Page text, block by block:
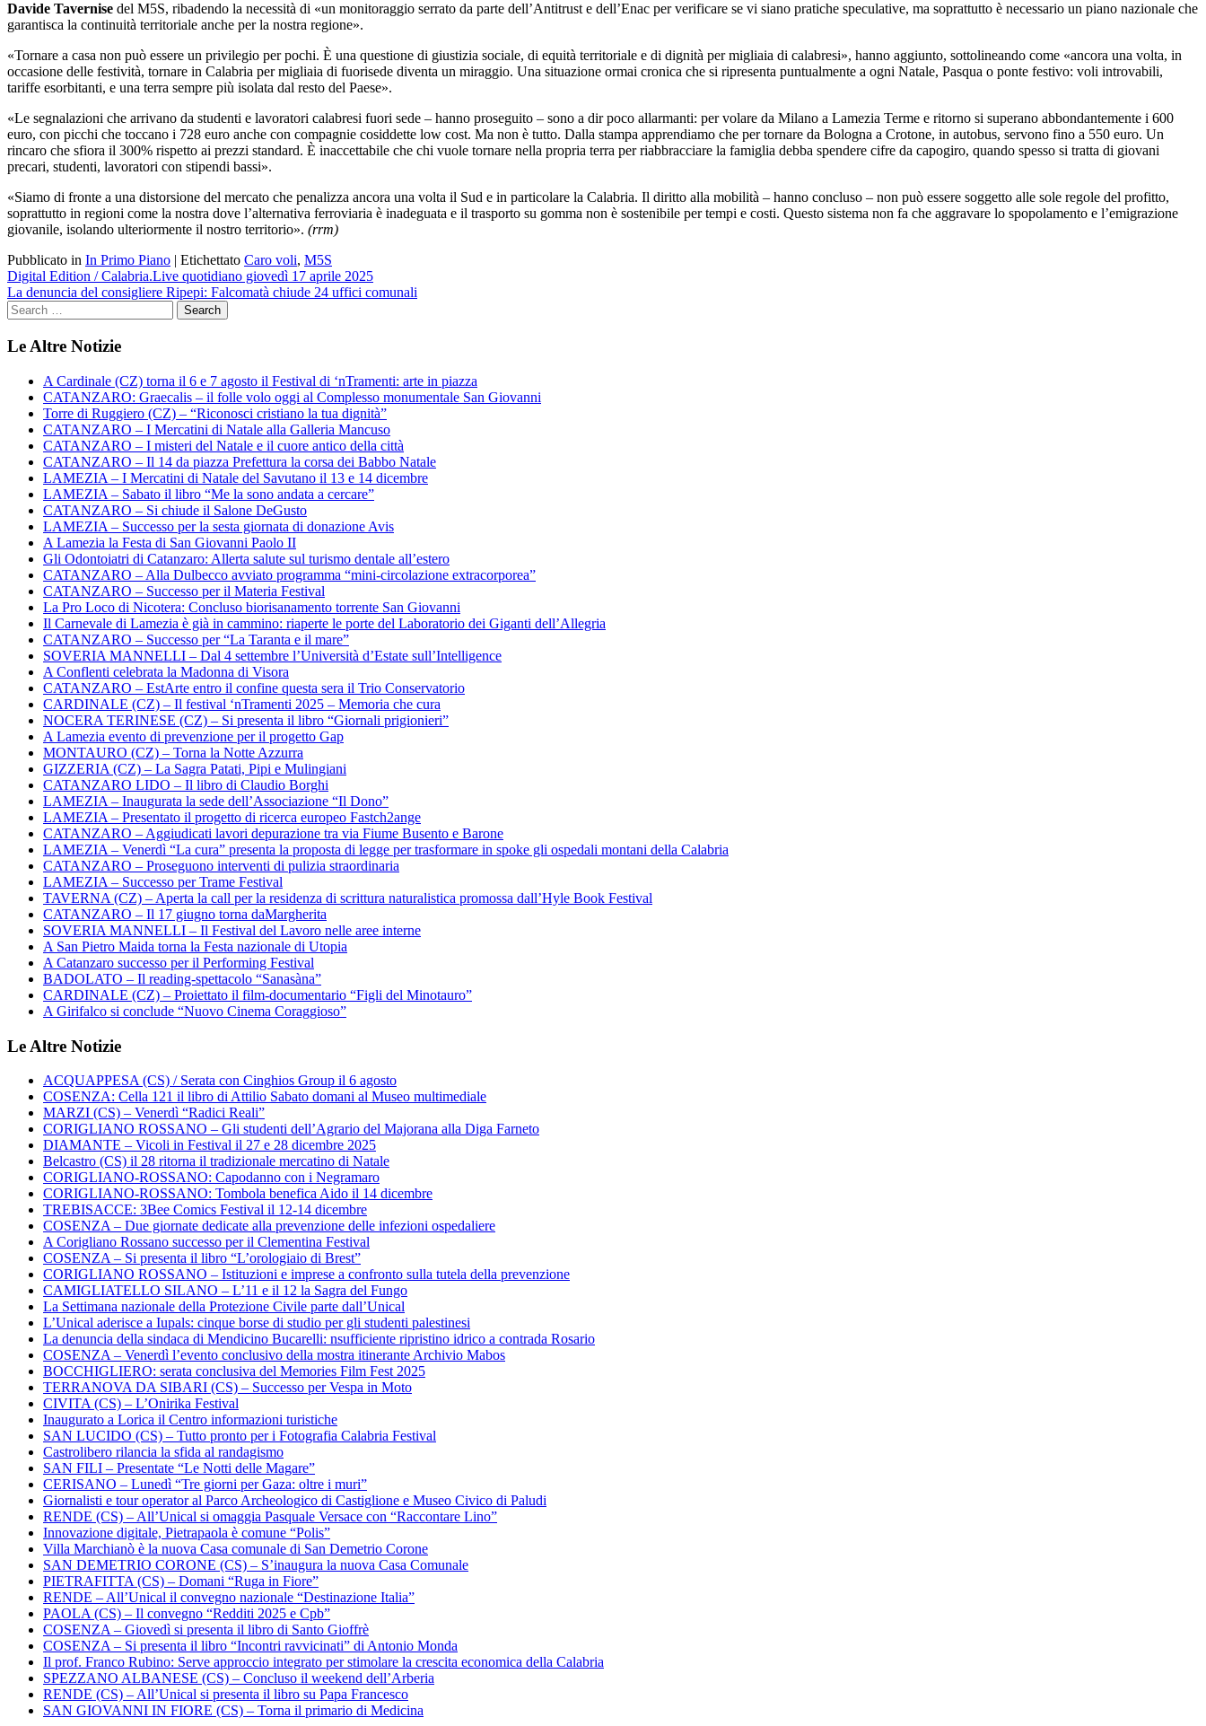
Davide Tavernise del M5S, ribadendo la necessità di «un monitoraggio serrato da parte dell’Antitrust e dell’Enac per verificare se vi siano pratiche speculative, ma soprattutto è necessario un piano nazionale che
garantisca la continuità territoriale anche per la nostra regione».
«Tornare a casa non può essere un privilegio per pochi. È una questione di giustizia sociale, di equità territoriale e di dignità per migliaia di calabresi», hanno aggiunto, sottolineando come «ancora una volta, in
occasione delle festività, tornare in Calabria per migliaia di fuorisede diventa un miraggio. Una situazione ormai cronica che si ripresenta puntualmente a ogni Natale, Pasqua o ponte festivo: voli introvabili,
tariffe esorbitanti, e una terra sempre più isolata dal resto del Paese».
«Le segnalazioni che arrivano da studenti e lavoratori calabresi fuori sede – hanno proseguito – sono a dir poco allarmanti: per volare da Milano a Lamezia Terme e ritorno si superano abbondantemente i 600
euro, con picchi che toccano i 728 euro anche con compagnie cosiddette low cost. Ma non è tutto. Dalla stampa apprendiamo che per tornare da Bologna a Crotone, in autobus, servono fino a 550 euro. Un
rincaro che sfiora il 300% rispetto ai prezzi standard. È inaccettabile che chi vuole tornare nella propria terra per riabbracciare la famiglia debba spendere cifre da capogiro, quando spesso si tratta di giovani
precari, studenti, lavoratori con stipendi bassi».
«Siamo di fronte a una distorsione del mercato che penalizza ancora una volta il Sud e in particolare la Calabria. Il diritto alla mobilità – hanno concluso – non può essere soggetto alle sole regole del profitto,
soprattutto in regioni come la nostra dove l’alternativa ferroviaria è inadeguata e il trasporto su gomma non è sostenibile per tempi e costi. Questo sistema non fa che aggravare lo spopolamento e l’emigrazione
giovanile, isolando ulteriormente il nostro territorio». (rrm)
Pubblicato in In Primo Piano | Etichettato Caro voli, M5S
Navigazione
articoli
Digital Edition / Calabria.Live quotidiano giovedì 17 aprile 2025
La denuncia del consigliere Ripepi: Falcomatà chiude 24 uffici comunali
Le Altre Notizie
A Cardinale (CZ) torna il 6 e 7 agosto il Festival di ‘nTramenti: arte in piazza
CATANZARO: Graecalis – il folle volo oggi al Complesso monumentale San Giovanni
Torre di Ruggiero (CZ) – “Riconosci cristiano la tua dignità”
CATANZARO – I Mercatini di Natale alla Galleria Mancuso
CATANZARO – I misteri del Natale e il cuore antico della città
CATANZARO – Il 14 da piazza Prefettura la corsa dei Babbo Natale
LAMEZIA – I Mercatini di Natale del Savutano il 13 e 14 dicembre
LAMEZIA – Sabato il libro “Me la sono andata a cercare”
CATANZARO – Si chiude il Salone DeGusto
LAMEZIA – Successo per la sesta giornata di donazione Avis
A Lamezia la Festa di San Giovanni Paolo II
Gli Odontoiatri di Catanzaro: Allerta salute sul turismo dentale all’estero
CATANZARO – Alla Dulbecco avviato programma “mini-circolazione extracorporea”
CATANZARO – Successo per il Materia Festival
La Pro Loco di Nicotera: Concluso biorisanamento torrente San Giovanni
Il Carnevale di Lamezia è già in cammino: riaperte le porte del Laboratorio dei Giganti dell’Allegria
CATANZARO – Successo per “La Taranta e il mare”
SOVERIA MANNELLI – Dal 4 settembre l’Università d’Estate sull’Intelligence
A Conflenti celebrata la Madonna di Visora
CATANZARO – EstArte entro il confine questa sera il Trio Conservatorio
CARDINALE (CZ) – Il festival ‘nTramenti 2025 – Memoria che cura
NOCERA TERINESE (CZ) – Si presenta il libro “Giornali prigionieri”
A Lamezia evento di prevenzione per il progetto Gap
MONTAURO (CZ) – Torna la Notte Azzurra
GIZZERIA (CZ) – La Sagra Patati, Pipi e Mulingiani
CATANZARO LIDO – Il libro di Claudio Borghi
LAMEZIA – Inaugurata la sede dell’Associazione “Il Dono”
LAMEZIA – Presentato il progetto di ricerca europeo Fastch2ange
CATANZARO – Aggiudicati lavori depurazione tra via Fiume Busento e Barone
LAMEZIA – Venerdì “La cura” presenta la proposta di legge per trasformare in spoke gli ospedali montani della Calabria
CATANZARO – Proseguono interventi di pulizia straordinaria
LAMEZIA – Successo per Trame Festival
TAVERNA (CZ) – Aperta la call per la residenza di scrittura naturalistica promossa dall’Hyle Book Festival
CATANZARO – Il 17 giugno torna daMargherita
SOVERIA MANNELLI – Il Festival del Lavoro nelle aree interne
A San Pietro Maida torna la Festa nazionale di Utopia
A Catanzaro successo per il Performing Festival
BADOLATO – Il reading-spettacolo “Sanasàna”
CARDINALE (CZ) – Proiettato il film-documentario “Figli del Minotauro”
A Girifalco si conclude “Nuovo Cinema Coraggioso”
Le Altre Notizie
ACQUAPPESA (CS) / Serata con Cinghios Group il 6 agosto
COSENZA: Cella 121 il libro di Attilio Sabato domani al Museo multimediale
MARZI (CS) – Venerdì “Radici Reali”
CORIGLIANO ROSSANO – Gli studenti dell’Agrario del Majorana alla Diga Farneto
DIAMANTE – Vicoli in Festival il 27 e 28 dicembre 2025
Belcastro (CS) il 28 ritorna il tradizionale mercatino di Natale
CORIGLIANO-ROSSANO: Capodanno con i Negramaro
CORIGLIANO-ROSSANO: Tombola benefica Aido il 14 dicembre
TREBISACCE: 3Bee Comics Festival il 12-14 dicembre
COSENZA – Due giornate dedicate alla prevenzione delle infezioni ospedaliere
A Corigliano Rossano successo per il Clementina Festival
COSENZA – Si presenta il libro “L’orologiaio di Brest”
CORIGLIANO ROSSANO – Istituzioni e imprese a confronto sulla tutela della prevenzione
CAMIGLIATELLO SILANO – L’11 e il 12 la Sagra del Fungo
La Settimana nazionale della Protezione Civile parte dall’Unical
L’Unical aderisce a Iupals: cinque borse di studio per gli studenti palestinesi
La denuncia della sindaca di Mendicino Bucarelli: nsufficiente ripristino idrico a contrada Rosario
COSENZA – Venerdì l’evento conclusivo della mostra itinerante Archivio Mabos
BOCCHIGLIERO: serata conclusiva del Memories Film Fest 2025
TERRANOVA DA SIBARI (CS) – Successo per Vespa in Moto
CIVITA (CS) – L’Onirika Festival
Inaugurato a Lorica il Centro informazioni turistiche
SAN LUCIDO (CS) – Tutto pronto per i Fotografia Calabria Festival
Castrolibero rilancia la sfida al randagismo
SAN FILI – Presentate “Le Notti delle Magare”
CERISANO – Lunedì “Tre giorni per Gaza: oltre i muri”
Giornalisti e tour operator al Parco Archeologico di Castiglione e Museo Civico di Paludi
RENDE (CS) – All’Unical si omaggia Pasquale Versace con “Raccontare Lino”
Innovazione digitale, Pietrapaola è comune “Polis”
Villa Marchianò è la nuova Casa comunale di San Demetrio Corone
SAN DEMETRIO CORONE (CS) – S’inaugura la nuova Casa Comunale
PIETRAFITTA (CS) – Domani “Ruga in Fiore”
RENDE – All’Unical il convegno nazionale “Destinazione Italia”
PAOLA (CS) – Il convegno “Redditi 2025 e Cpb”
COSENZA – Giovedì si presenta il libro di Santo Gioffrè
COSENZA – Si presenta il libro “Incontri ravvicinati” di Antonio Monda
Il prof. Franco Rubino: Serve approccio integrato per stimolare la crescita economica della Calabria
SPEZZANO ALBANESE (CS) – Concluso il weekend dell’Arberia
RENDE (CS) – All’Unical si presenta il libro su Papa Francesco
SAN GIOVANNI IN FIORE (CS) – Torna il primario di Medicina